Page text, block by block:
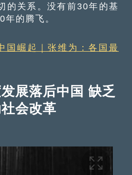
的关系。没有前30年的基
的腾飞。
国崛起｜张维为：各国最
展落后中国 缺乏
会改革